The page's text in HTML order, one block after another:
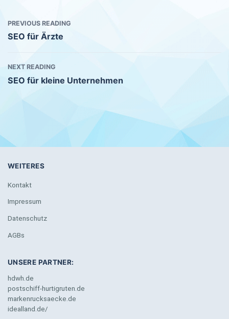
PREVIOUS READING
SEO für Ärzte
NEXT READING
SEO für kleine Unternehmen
WEITERES
Kontakt
Impressum
Datenschutz
AGBs
UNSERE PARTNER:
hdwh.de
postschiff-hurtigruten.de
markenrucksaecke.de
idealland.de/